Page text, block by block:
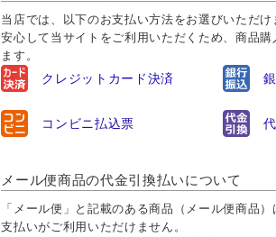
当店では、以下のお支払い方法をお選びいただけ
安心して当サイトをご利用いただくため、商品
ます。
クレジットカード決済
コンビニ払込票
メール便商品の代金引換払いについて
「メール便」と記載のある商品（メール便商品
支払いがご利用いただけません。